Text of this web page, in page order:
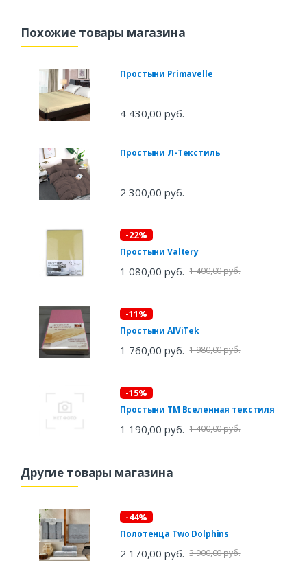
Похожие товары магазина
Простыни Primavelle
4 430,00 руб.
Простыни Л-Текстиль
2 300,00 руб.
-22%
Простыни Valtery
1 080,00 руб. 1 400,00 руб.
-11%
Простыни AlViTek
1 760,00 руб. 1 980,00 руб.
-15%
Простыни ТМ Вселенная текстиля
1 190,00 руб. 1 400,00 руб.
Другие товары магазина
-44%
Полотенца Two Dolphins
2 170,00 руб. 3 900,00 руб.